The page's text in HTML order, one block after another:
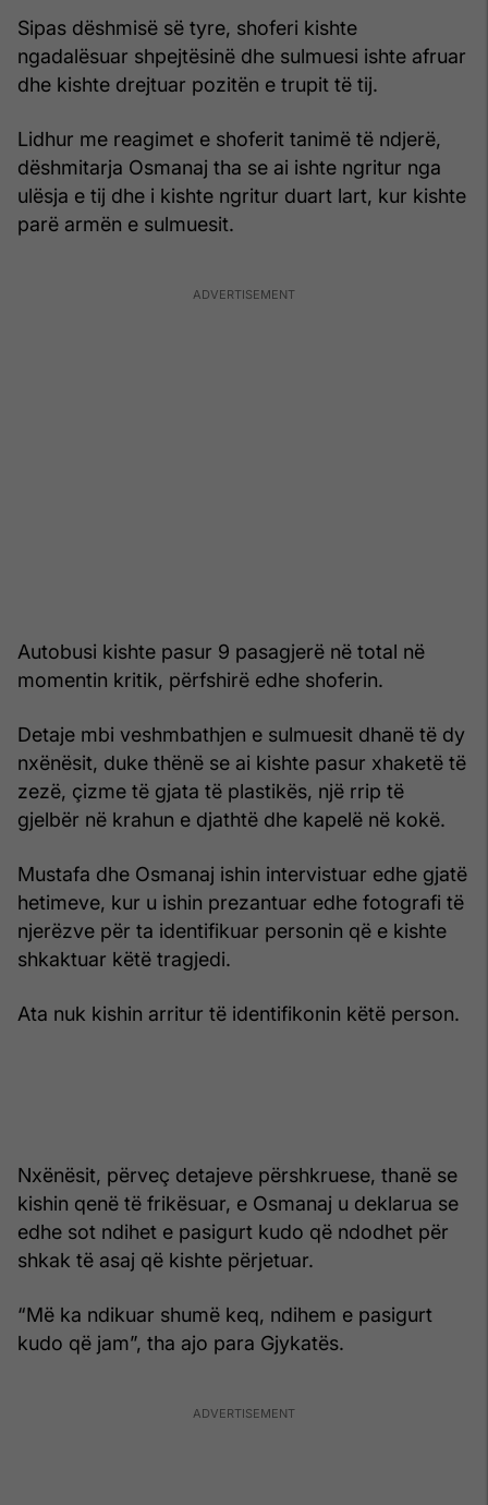
Sipas dëshmisë së tyre, shoferi kishte
ngadalësuar shpejtësinë dhe sulmuesi ishte afruar
dhe kishte drejtuar pozitën e trupit të tij.
Lidhur me reagimet e shoferit tanimë të ndjerë,
dëshmitarja Osmanaj tha se ai ishte ngritur nga
ulësja e tij dhe i kishte ngritur duart lart, kur kishte
parë armën e sulmuesit.
Autobusi kishte pasur 9 pasagjerë në total në
momentin kritik, përfshirë edhe shoferin.
Detaje mbi veshmbathjen e sulmuesit dhanë të dy
nxënësit, duke thënë se ai kishte pasur xhaketë të
zezë, çizme të gjata të plastikës, një rrip të
gjelbër në krahun e djathtë dhe kapelë në kokë.
Mustafa dhe Osmanaj ishin intervistuar edhe gjatë
hetimeve, kur u ishin prezantuar edhe fotografi të
njerëzve për ta identifikuar personin që e kishte
shkaktuar këtë tragjedi.
Ata nuk kishin arritur të identifikonin këtë person.
Nxënësit, përveç detajeve përshkruese, thanë se
kishin qenë të frikësuar, e Osmanaj u deklarua se
edhe sot ndihet e pasigurt kudo që ndodhet për
shkak të asaj që kishte përjetuar.
“Më ka ndikuar shumë keq, ndihem e pasigurt
kudo që jam”, tha ajo para Gjykatës.